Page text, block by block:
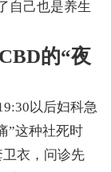
自己也是养生
的“夜
以后妇科急
”这种社死时
衣，问诊先